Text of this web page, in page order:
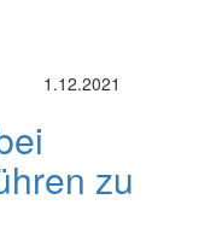
1.12.2021
zu